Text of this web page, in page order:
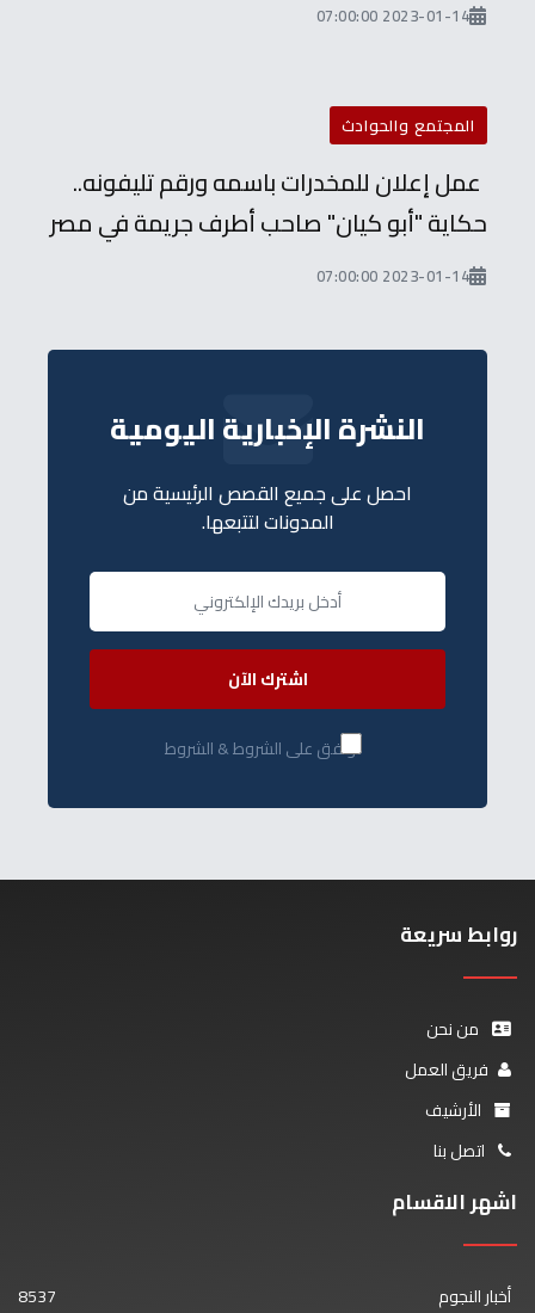
2023-01-14 07:00:00
المجتمع والحوادث
عمل إعلان للمخدرات باسمه ورقم تليفونه..
حكاية "أبو كيان" صاحب أطرف جريمة في مصر
2023-01-14 07:00:00
النشرة الإخبارية اليومية
احصل على جميع القصص الرئيسية من
المدونات لتتبعها.
اشترك الآن
أوافق على الشروط & الشروط
روابط سريعة
من نحن
فريق العمل
الأرشيف
اتصل بنا
اشهر الاقسام
أخبار النجوم
8537